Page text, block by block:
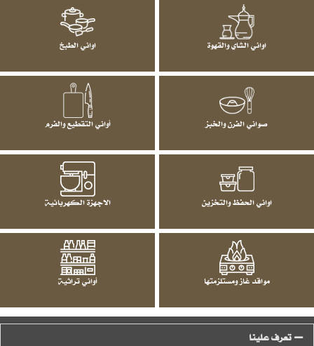
اواني الشاي والقهوة اواني الطبخ
صواني الفرن والخبز أواني التقطيع والفرم
اواني الحفظ والتخزين الاجهزة الكهربائية
مواقد غاز ومستلزمتها أواني تراثية
تعرف علينا